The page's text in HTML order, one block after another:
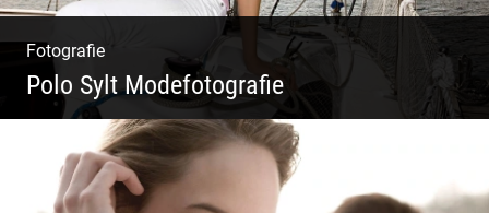
Fotografie
Polo Sylt Modefotografie
Polo Sylt Modefotografie